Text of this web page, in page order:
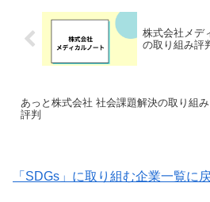
株式会社メデ
の取り組み評
あっと株式会社 社会課題解決の取り組み
評判
「SDGs」に取り組む企業一覧に